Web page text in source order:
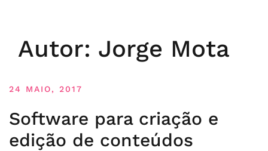
Autor: Jorge Mota
24 MAIO, 2017
Software para criação e
edição de conteúdos